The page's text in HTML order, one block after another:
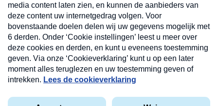
Privacyverklaring
Cookieverklaring
Nieuwsbrief
Neem hier een gratis abonnement op onze
nieuwsbrief. Elke vrijdag- en dinsdagochtend in uw